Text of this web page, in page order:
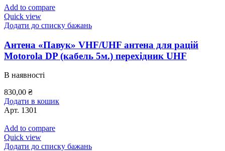
Add to compare
Quick view
Додати до списку бажань
Антена «Павук» VHF/UHF антена для рацій
Motorola DP (кабель 5м.) перехідник UHF
В наявності
830,00 ₴
Додати в кошик
Арт. 1301
Add to compare
Quick view
Додати до списку бажань